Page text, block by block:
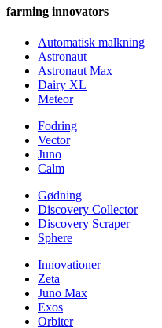
farming innovators
Automatisk malkning
Astronaut
Astronaut Max
Dairy XL
Meteor
Fodring
Vector
Juno
Calm
Gødning
Discovery Collector
Discovery Scraper
Sphere
Innovationer
Zeta
Juno Max
Exos
Orbiter